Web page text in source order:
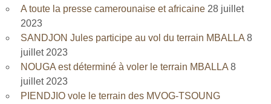
A toute la presse camerounaise et africaine 28 juillet
2023
SANDJON Jules participe au vol du terrain MBALLA 8
juillet 2023
NOUGA est déterminé à voler le terrain MBALLA 8
juillet 2023
PIENDJIO vole le terrain des MVOG-TSOUNG